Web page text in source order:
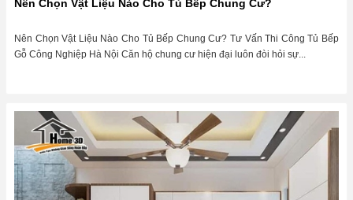
Nên Chọn Vật Liệu Nào Cho Tủ Bếp Chung Cư?
Nên Chọn Vật Liệu Nào Cho Tủ Bếp Chung Cư? Tư Vấn Thi Công Tủ Bếp
Gỗ Công Nghiệp Hà Nội Căn hộ chung cư hiện đại luôn đòi hỏi sự...